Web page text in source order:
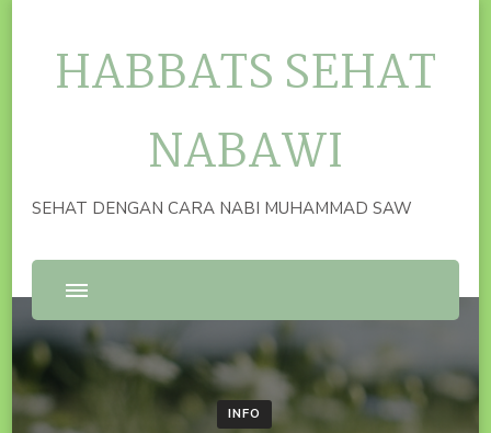
HABBATS SEHAT
NABAWI
SEHAT DENGAN CARA NABI MUHAMMAD SAW
INFO